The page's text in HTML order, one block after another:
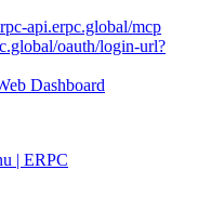
api.erpc.global/mcp
oauth/login-url?
Dashboard
| ERPC